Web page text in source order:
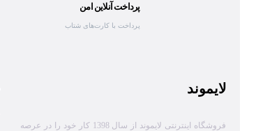
پرداخت آنلاین امن
پرداخت با کارت‌های شتاب
لایموند
فروشگاه اینترنتی لایموند از سال 1398 کار خود را در عرصه